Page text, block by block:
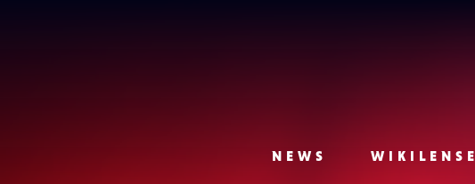
NEWS WIKILENSE